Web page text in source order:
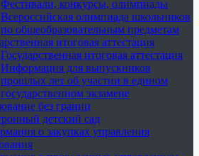
Фестивали, конкурсы, олимпиады
Всероссийская олимпиада школьников
по общеобразовательным предметам
итоговая аттестация
Государственная итоговая аттестация
Информация для выпускников
прошлых лет об участии в едином
государственном экзамене
без границ
детский сад
о закупках управления